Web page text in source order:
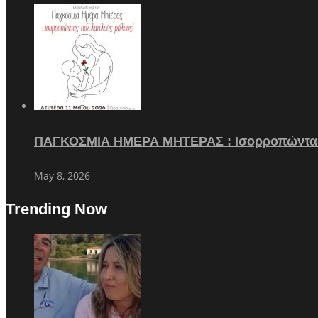
ΠΑΓΚΟΣΜΙΑ ΗΜΕΡΑ ΜΗΤΕΡΑΣ :
May 8, 2026
Trending Now